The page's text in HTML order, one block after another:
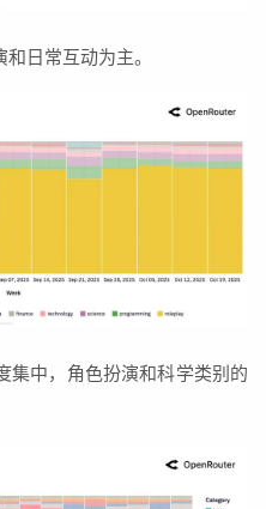
日常互动为主。
集中，角色扮演和科学类别的